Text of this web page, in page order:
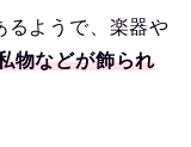
ようで、楽器や
物などが飾られ